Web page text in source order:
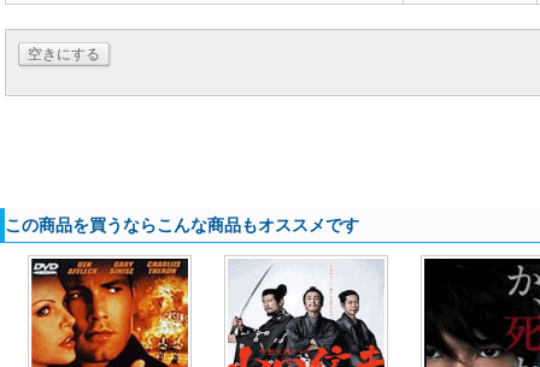
空きにする
この商品を買うならこんな商品もオススメです